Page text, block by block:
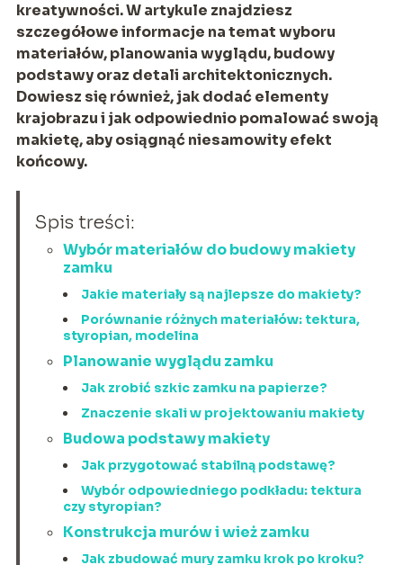
kreatywności. W artykule znajdziesz
szczegółowe informacje na temat wyboru
materiałów, planowania wyglądu, budowy
podstawy oraz detali architektonicznych.
Dowiesz się również, jak dodać elementy
krajobrazu i jak odpowiednio pomalować swoją
makietę, aby osiągnąć niesamowity efekt
końcowy.
Spis treści:
Wybór materiałów do budowy makiety
zamku
Jakie materiały są najlepsze do makiety?
Porównanie różnych materiałów: tektura,
styropian, modelina
Planowanie wyglądu zamku
Jak zrobić szkic zamku na papierze?
Znaczenie skali w projektowaniu makiety
Budowa podstawy makiety
Jak przygotować stabilną podstawę?
Wybór odpowiedniego podkładu: tektura
czy styropian?
Konstrukcja murów i wież zamku
Jak zbudować mury zamku krok po kroku?